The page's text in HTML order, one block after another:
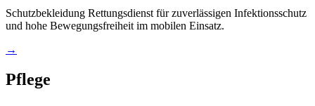
Schutzbekleidung Rettungsdienst für zuverlässigen Infektionsschutz
und hohe Bewegungsfreiheit im mobilen Einsatz.
→
Pflege